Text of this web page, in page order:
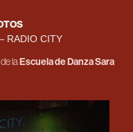
RADIO CITY
laEscuela de Danza Sara